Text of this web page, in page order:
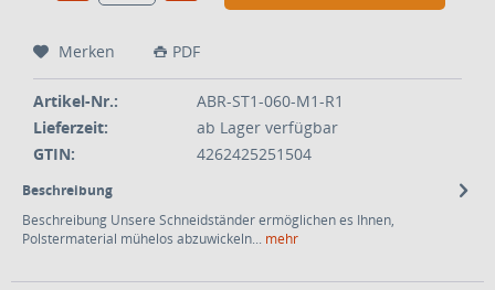
Merken PDF
Artikel-Nr.:
ABR-ST1-060-M1-R1
Lieferzeit:
ab Lager verfügbar
GTIN:
4262425251504
Beschreibung
Beschreibung Unsere Schneidständer ermöglichen es Ihnen,
Polstermaterial mühelos abzuwickeln... mehr